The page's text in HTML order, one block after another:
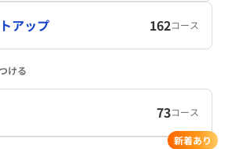
アップ 162コース
ける
73コース
新着あり